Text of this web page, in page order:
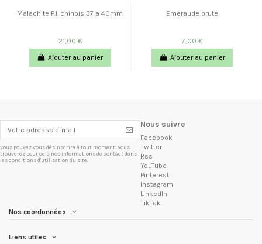
Malachite P.I. chinois 37 a 40mm
21,00 €
Ajouter au panier
Emeraude brute
7,00 €
Ajouter au panier
Vous pouvez vous désinscrire à tout moment. Vous
trouverez pour cela nos informations de contact dans
les conditions d'utilisation du site.
Nous suivre
Facebook
Twitter
Rss
YouTube
Pinterest
Instagram
LinkedIn
TikTok
Nos coordonnées
Liens utiles